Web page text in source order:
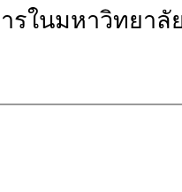
ในมหาวิทยาลั